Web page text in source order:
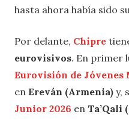
hasta ahora había sido
Por delante, Chipre
eurovisivos. En primer
Eurovisión de Jóvenes
en Ereván (Armenia) y,
Junior 2026 en Ta’Qali